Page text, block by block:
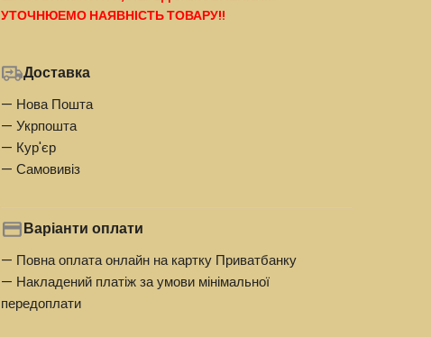
УТОЧНЮЕМО НАЯВНІСТЬ ТОВАРУ!!
Доставка
— Нова Пошта
— Укрпошта
— Кур'єр
— Самовивіз
Варіанти оплати
— Повна оплата онлайн на картку Приватбанку
— Накладений платіж за умови мінімальної
передоплати